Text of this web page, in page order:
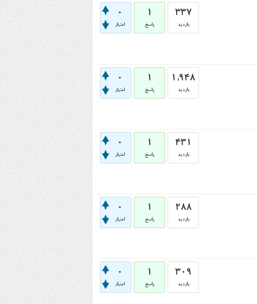
0
امتیاز
1
پاسخ
337
بازدید
0
امتیاز
1
پاسخ
1,948
بازدید
0
امتیاز
1
پاسخ
431
بازدید
0
امتیاز
1
پاسخ
288
بازدید
0
امتیاز
1
پاسخ
309
بازدید